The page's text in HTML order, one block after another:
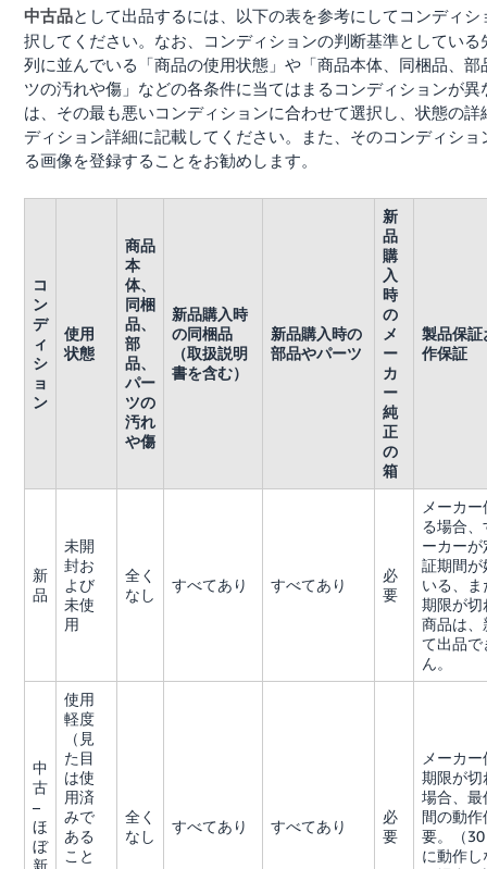
中古品として出品するには、以下の表を参考にしてコンディシ
択してください。なお、コンディションの判断基準としている
列に並んでいる「商品の使用状態」や「商品本体、同梱品、部
ツの汚れや傷」などの各条件に当てはまるコンディションが異
は、その最も悪いコンディションに合わせて選択し、状態の詳
ディション詳細に記載してください。また、そのコンディショ
る画像を登録することをお勧めします。
コ
ン
デ
ィ
シ
ョ
ン
使用
状態
商品
本
体、
同梱
品、
部
品、
パー
ツの
汚れ
や傷
新品購入時
の同梱品
（取扱説明
書を含む）
新品購入時の
部品やパーツ
新
品
購
入
時
の
メ
ー
カ
ー
純
正
の
箱
製品保証
作保証
新
品
未開
封お
よび
未使
用
全く
なし
すべてあり すべてあり
必
要
メーカ
る場合
ーカー
証期間が
いる、
期限が切
商品は、
て出品で
ん。
中
古
–
ほ
ぼ
新
使用
軽度
（見
た目
は使
用済
みで
ある
こと
全く
なし
すべてあり すべてあり
必
要
メーカ
期限が切
場合、最
間の動作
要。（
に動作